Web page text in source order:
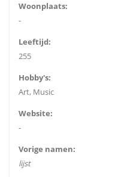
Woonplaats:
-
Leeftijd:
255
Hobby's:
Art, Music
Website:
-
Vorige namen:
lijst